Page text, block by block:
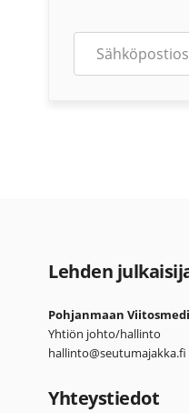
Lehden
Pohjanmaan
Yhtiön johto/hallinto
hallinto@seutumajakka.fi
Yhteystiedot